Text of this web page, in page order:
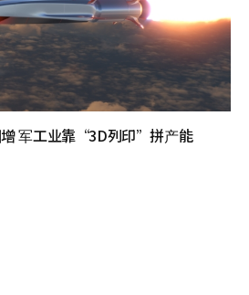
军工业靠“3D列印”拼产能